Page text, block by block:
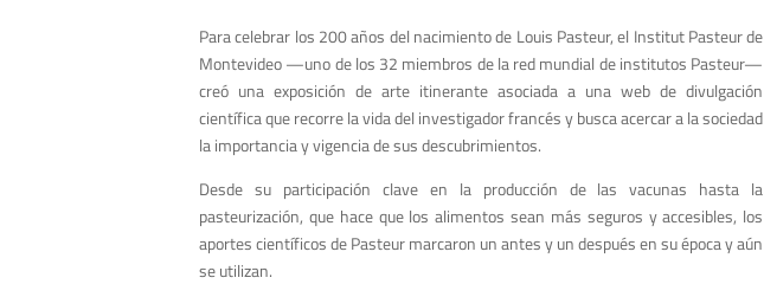
Para celebrar los 200 años del nacimiento de Louis Pasteur, el Institut Pasteur de
Montevideo —uno de los 32 miembros de la red mundial de institutos Pasteur—
creó una exposición de arte itinerante asociada a una web de divulgación
científica que recorre la vida del investigador francés y busca acercar a la sociedad
la importancia y vigencia de sus descubrimientos.
Desde su participación clave en la producción de las vacunas hasta la
pasteurización, que hace que los alimentos sean más seguros y accesibles, los
aportes científicos de Pasteur marcaron un antes y un después en su época y aún
se utilizan.